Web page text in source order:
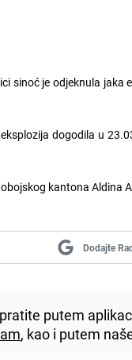
sinoć je odjeknula
dogodila u
kantona Aldina
Dodajte
pratite putem
, kao i putem